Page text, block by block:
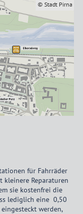
© Stadt Pirna
für Fahrräder
kleinere Reparaturen
sie kostenfrei die
lediglich eine 0,50
werden,